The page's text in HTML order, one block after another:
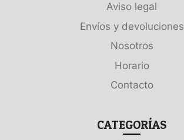
Aviso legal
Envíos y devoluciones
Nosotros
Horario
Contacto
CATEGORÍAS